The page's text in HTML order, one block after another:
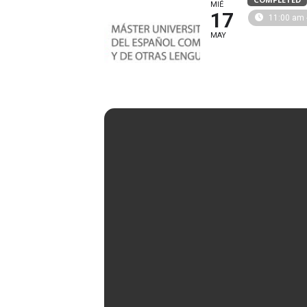
MIÉ
17
MAY
11:00 am